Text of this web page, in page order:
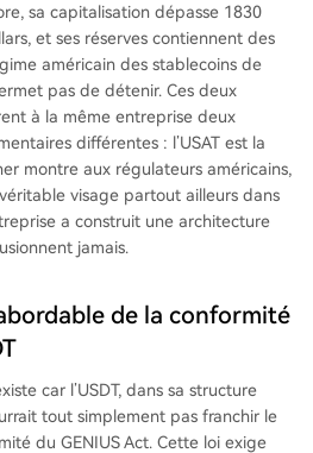
sa capitalisation dépasse 1830
et ses réserves contiennent des
américain des stablecoins de
pas de détenir. Ces deux
à la même entreprise deux
différentes : l’USAT est la
montre aux régulateurs américains,
véritable visage partout ailleurs dans
a construit une architecture
jamais.
de la conformité
car l’USDT, dans sa structure
tout simplement pas franchir le
du GENIUS Act. Cette loi exige